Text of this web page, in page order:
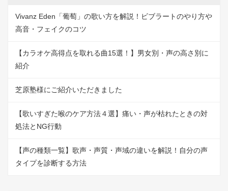
Vivanz Eden「葡萄」の歌い方を解説！ビブラートのやり方や
高音・フェイクのコツ
【カラオケ高得点を取れる曲15選！】男女別・声の高さ別に
紹介
芝原塾様にご紹介いただきました
【歌いすぎた喉のケア方法４選】痛い・声が枯れたときの対
処法とNG行動
【声の種類一覧】歌声・声質・声域の違いを解説！自分の声
タイプを診断する方法